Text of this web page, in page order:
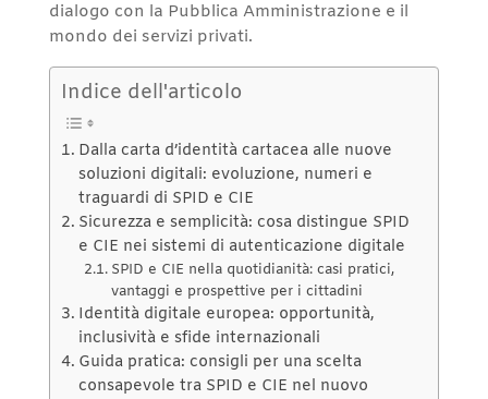
dialogo con la Pubblica Amministrazione e il
mondo dei servizi privati.
Indice dell'articolo
Dalla carta d’identità cartacea alle nuove
soluzioni digitali: evoluzione, numeri e
traguardi di SPID e CIE
Sicurezza e semplicità: cosa distingue SPID
e CIE nei sistemi di autenticazione digitale
SPID e CIE nella quotidianità: casi pratici,
vantaggi e prospettive per i cittadini
Identità digitale europea: opportunità,
inclusività e sfide internazionali
Guida pratica: consigli per una scelta
consapevole tra SPID e CIE nel nuovo